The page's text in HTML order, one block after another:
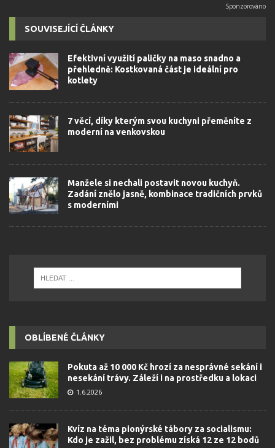
SOUVISEJÍCÍ ČLÁNKY
Efektivní využití paličky na maso snadno a
přehledně: Kostkovaná část je ideální pro
kotlety
7 věcí, díky kterým svou kuchyni přeměníte z
moderní na venkovskou
Manžele si nechali postavit novou kuchyň.
Zadání znělo jasně, kombinace tradičních prvků
s moderními
OBLÍBENÉ ČLÁNKY
Pokuta až 10 000 Kč hrozí za nesprávné sekání i
nesekání trávy. Záleží i na prostředku a lokaci
1.6.2026
Kvíz na téma pionýrské tábory za socialismu:
Kdo je zažil, bez problému získá 12 ze 12 bodů